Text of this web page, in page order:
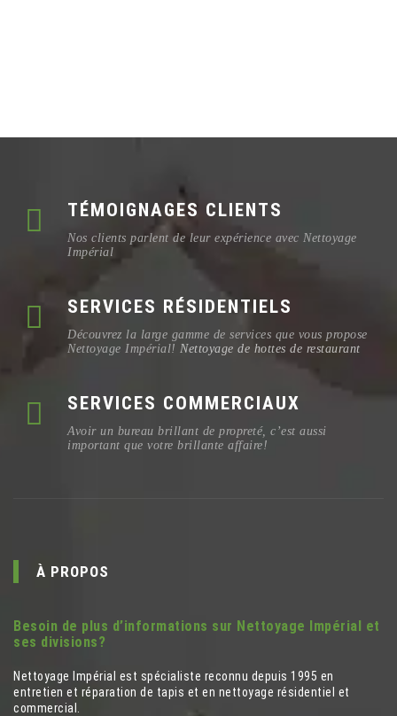
TÉMOIGNAGES CLIENTS
Nos clients parlent de leur expérience avec Nettoyage
Impérial
SERVICES RÉSIDENTIELS
Découvrez la large gamme de services que vous propose
Nettoyage Impérial! Nettoyage de hottes de restaurant
SERVICES COMMERCIAUX
Avoir un bureau brillant de propreté, c’est aussi
important que votre brillante affaire!
À PROPOS
Besoin de plus d’informations sur Nettoyage Impérial et
ses divisions?
Nettoyage Impérial est spécialiste reconnu depuis 1995 en
entretien et réparation de tapis et en nettoyage résidentiel et
commercial.